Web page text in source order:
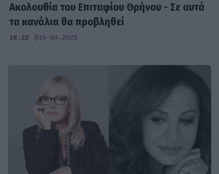
Ακολουθία του Επιταφίου Θρήνου - Σε αυτά
τα κανάλια θα προβληθεί
18:22 @18-04-2025